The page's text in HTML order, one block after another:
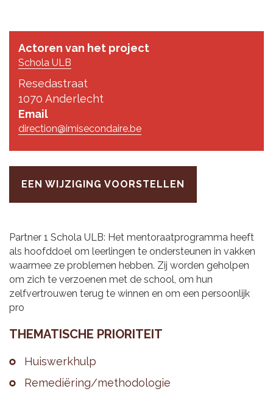
Actoren van het project
Schola ULB
Resedastraat
1070 Anderlecht
Email
direction@imisecondaire.be
EEN WIJZIGING VOORSTELLEN
Partner 1 Schola ULB: Het mentoraatprogramma heeft
als hoofddoel om leerlingen te ondersteunen in vakken
waarmee ze problemen hebben. Zij worden geholpen
om zich te verzoenen met de school, om hun
zelfvertrouwen terug te winnen en om een persoonlijk
pro
THE­MA­TI­SCHE PRI­O­RI­TEIT
Huis­werk­hulp
Re­me­diëring/me­tho­do­lo­gie